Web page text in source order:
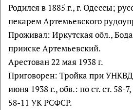
Родился в 1885 г., г. Одессы;
пекарем Артемьевского
Проживал: Иркутская обл.,
прииске Артемьевский.
Арестован 22 мая 1938 г.
Приговорен: Тройка при
июня 1938 г., обв.: по ст. ст. 58-
58-11 УК РСФСР.